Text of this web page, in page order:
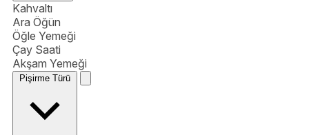
Kahvaltı
Ara Öğün
Öğle Yemeği
Çay Saati
Akşam Yemeği
Pişirme Türü